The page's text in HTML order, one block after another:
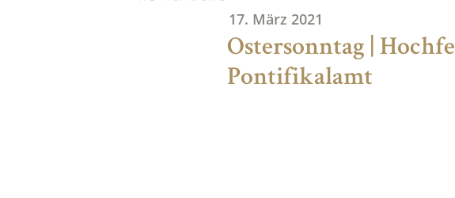
17. März 2021
Ostersonntag |
Pontifikalamt